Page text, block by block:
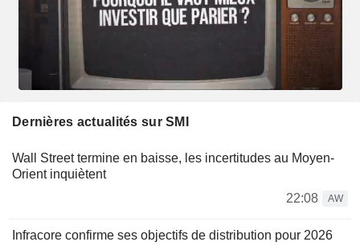
Dernières actualités sur SMI
Wall Street termine en baisse, les incertitudes au Moyen-
Orient inquiètent
22:08
AW
Infracore confirme ses objectifs de distribution pour 2026